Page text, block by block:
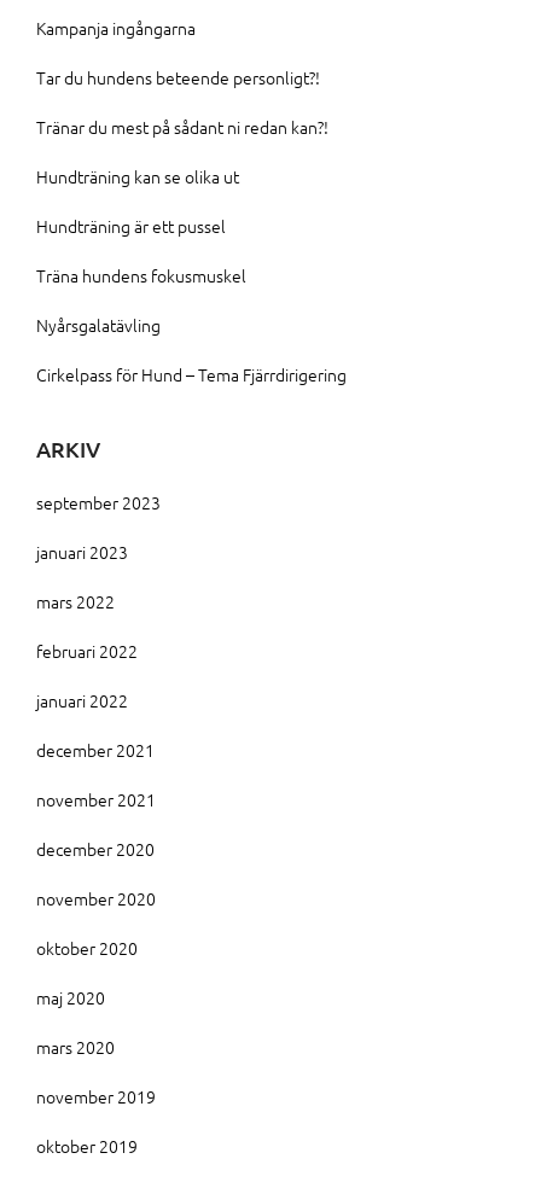
Kampanja ingångarna
Tar du hundens beteende personligt?!
Tränar du mest på sådant ni redan kan?!
Hundträning kan se olika ut
Hundträning är ett pussel
Träna hundens fokusmuskel
Nyårsgalatävling
Cirkelpass för Hund – Tema Fjärrdirigering
ARKIV
september 2023
januari 2023
mars 2022
februari 2022
januari 2022
december 2021
november 2021
december 2020
november 2020
oktober 2020
maj 2020
mars 2020
november 2019
oktober 2019